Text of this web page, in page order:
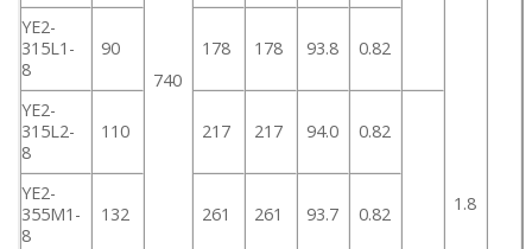
740
1.8
YE2-
315L1-
8
90 178 178 93.8 0.82
YE2-
315L2-
8
110 217 217 94.0 0.82
YE2-
355M1-
8
132 261 261 93.7 0.82